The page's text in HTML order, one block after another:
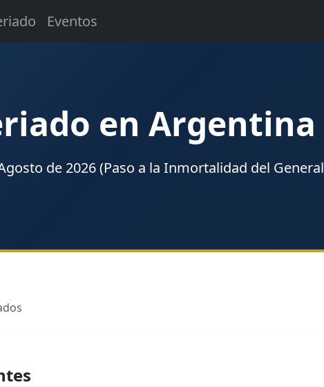
Eventos
en Argentina
de 2026(Paso a la Inmortalidad del General